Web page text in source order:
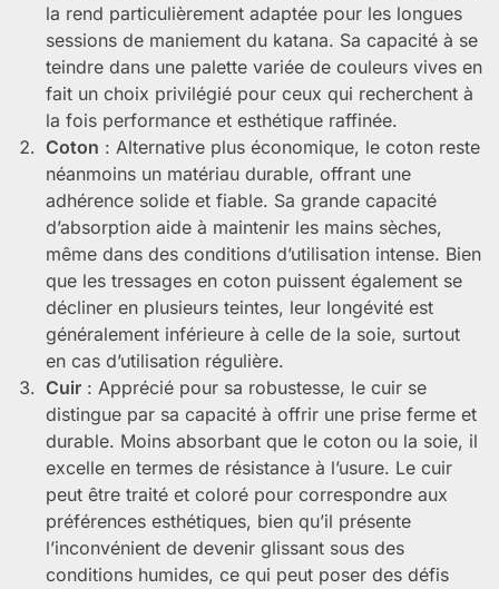
la rend particulièrement adaptée pour les longues
sessions de maniement du katana. Sa capacité à se
teindre dans une palette variée de couleurs vives en
fait un choix privilégié pour ceux qui recherchent à
la fois performance et esthétique raffinée.
Coton : Alternative plus économique, le coton reste
néanmoins un matériau durable, offrant une
adhérence solide et fiable. Sa grande capacité
d’absorption aide à maintenir les mains sèches,
même dans des conditions d’utilisation intense. Bien
que les tressages en coton puissent également se
décliner en plusieurs teintes, leur longévité est
généralement inférieure à celle de la soie, surtout
en cas d’utilisation régulière.
Cuir : Apprécié pour sa robustesse, le cuir se
distingue par sa capacité à offrir une prise ferme et
durable. Moins absorbant que le coton ou la soie, il
excelle en termes de résistance à l’usure. Le cuir
peut être traité et coloré pour correspondre aux
préférences esthétiques, bien qu’il présente
l’inconvénient de devenir glissant sous des
conditions humides, ce qui peut poser des défis